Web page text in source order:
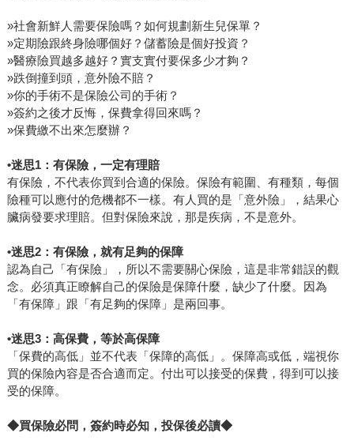
»社會新鮮人需要保險嗎？如何規劃新生兒保單？
»定期險跟終身險哪個好？儲蓄險是個好投資？
»醫療險買越多越好？實支實付要保多少才夠？
»跌倒撞到頭，意外險不賠？
»你的手術不是保險公司的手術？
»簽約之後才反悔，保費拿得回來嗎？
»保費繳不出來怎麼辦？
•迷思1：有保險，一定有理賠
有保險，不代表你買到合適的保險。保險有範圍、有種類，每個
險種可以應付的危機都不一樣。有人買的是「意外險」，結果心
臟病發要求理賠。但對保險來說，那是疾病，不是意外。
•迷思2：有保險，就有足夠的保障
認為自己「有保險」，所以不需要關心保險，這是非常錯誤的觀
念。必須真正瞭解自己的保險是保障什麼，缺少了什麼。因為
「有保障」跟「有足夠的保障」是兩回事。
•迷思3：高保費，等於高保障
「保費的高低」並不代表「保障的高低」。保障高或低，端視你
買的保險內容是否合適而定。付出可以接受的保費，得到可以接
受的保障。
◆買保險必問，簽約時必知，投保後必讀◆